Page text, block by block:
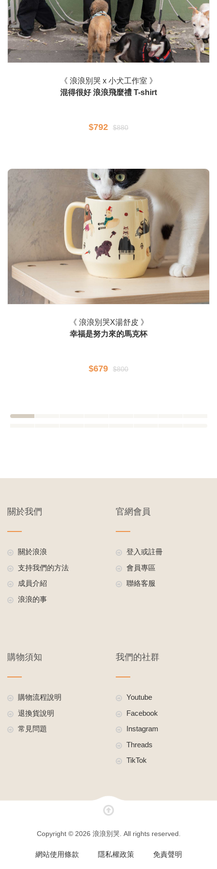
《 浪浪別哭 x 小犬工作室 》
混得很好 浪浪飛麼禮 T-shirt
$792 $880
《 浪浪別哭X湯舒皮 》
幸福是努力來的馬克杯
$679 $800
關於我們
關於浪浪
支持我們的方法
成員介紹
浪浪的事
官網會員
登入或註冊
會員專區
聯絡客服
購物須知
購物流程說明
退換貨說明
常見問題
我們的社群
Youtube
Facebook
Instagram
Threads
TikTok
Copyright © 2026 浪浪別哭. All rights reserved.
網站使用條款 隱私權政策 免責聲明